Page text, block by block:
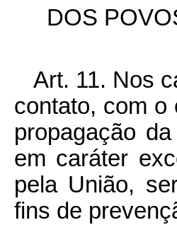
DOS
Art. 11. Nos
contato, com o
propagação
em caráter
pela União,
fins de